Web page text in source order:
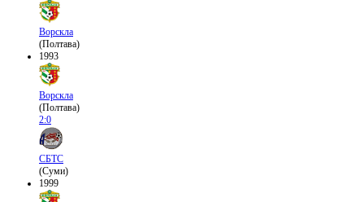
Ворскла
(Полтава)
1993
Ворскла
(Полтава)
2:0
СБТС
(Суми)
1999